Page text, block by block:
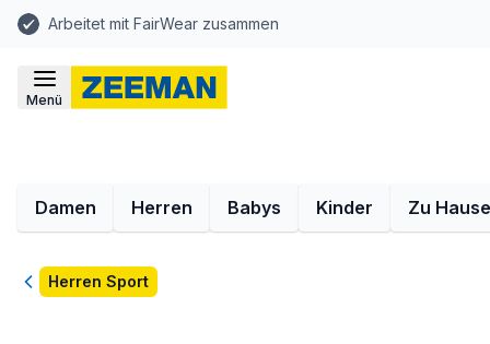
Arbeitet mit FairWear zusammen
Menü
Damen Herren Babys Kinder Zu Hause
ZurückHerren Sport